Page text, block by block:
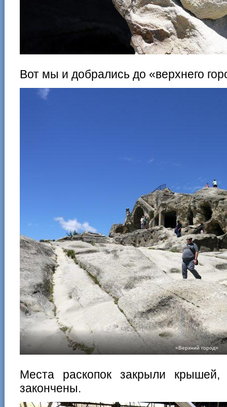
Вот мы и добрались до «верхнего
«Верхний город»
Места раскопок закрыли
закончены.